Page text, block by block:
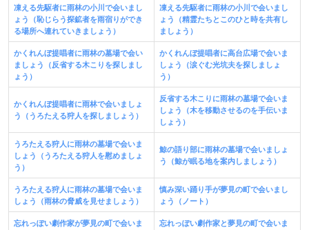
凍える先駆者に雨林の小川で会いまし
ょう（恥じらう探鉱者を雨宿りができ
る場所へ連れていきましょう）
凍える先駆者に雨林の小川で会いまし
ょう（精霊たちとこのひと時を共有し
ましょう）
かくれんぼ提唱者に雨林の墓場で会い
ましょう（反省する木こりを探しまし
ょう）
かくれんぼ提唱者に高台広場で会いま
しょう（涙ぐむ光坑夫を探しましょ
う）
かくれんぼ提唱者に雨林で会いましょ
う（うろたえる狩人を探しましょう）
反省する木こりに雨林の墓場で会いま
しょう（木を移動させるのを手伝いま
しょう）
うろたえる狩人に雨林の墓場で会いま
しょう（うろたえる狩人を慰めましょ
う）
鯨の語り部に雨林の墓場で会いましょ
う（鯨が眠る地を案内しましょう）
うろたえる狩人に雨林の墓場で会いま
しょう（雨林の脅威を見せましょう）
慎み深い踊り手が夢見の町で会いまし
ょう（ノート）
忘れっぽい劇作家が夢見の町で会いま
忘れっぽい劇作家と夢見の町で会いま